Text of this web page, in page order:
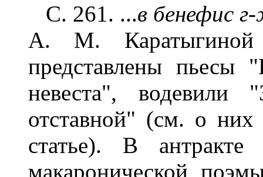
С. 261. ...в бенефис
А. М.
представлены пьесы
невеста",
отставной" (см. о
статье). В
макаронической